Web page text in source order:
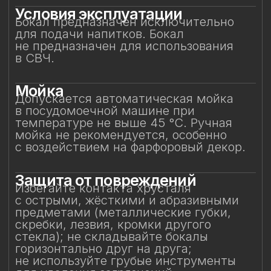
Особое внимание к
фарфоровому элементу
Фарфоровая фигурка результат ручной
работы, требующая исключительно
деликатного обращения.
Не прикасайтесь к фарфоровому
механическим воздействиям.
Бережное отношение к изделию
позволит на долгие годы сохранить его
красоту и изысканность, придавая
каждому напитку глубину вкуса
и особое настроение.
Смотрите также
Смотрите также